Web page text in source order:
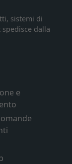
sistemi di
dalla
e